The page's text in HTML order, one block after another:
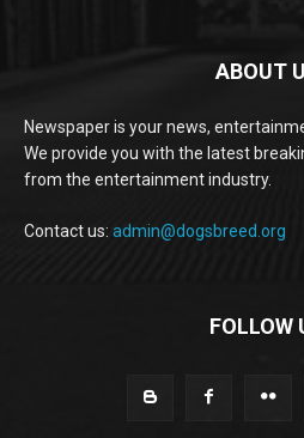
ABOUT
Newspaper is your news,
We provide you with the latest
from the entertainment industry.
Contact us: admin@dogsbreed.org
FOLLOW